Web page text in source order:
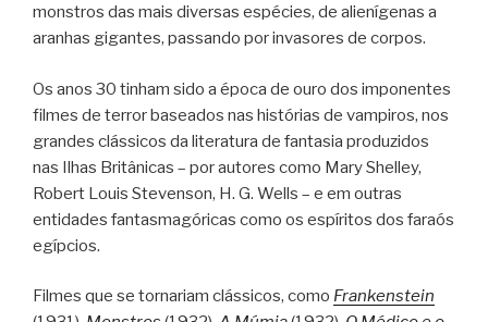
monstros das mais diversas espécies, de alienígenas a
aranhas gigantes, passando por invasores de corpos.
Os anos 30 tinham sido a época de ouro dos imponentes
filmes de terror baseados nas histórias de vampiros, nos
grandes clássicos da literatura de fantasia produzidos
nas Ilhas Britânicas – por autores como Mary Shelley,
Robert Louis Stevenson, H. G. Wells – e em outras
entidades fantasmagóricas como os espíritos dos faraós
egípcios.
Filmes que se tornariam clássicos, como Frankenstein